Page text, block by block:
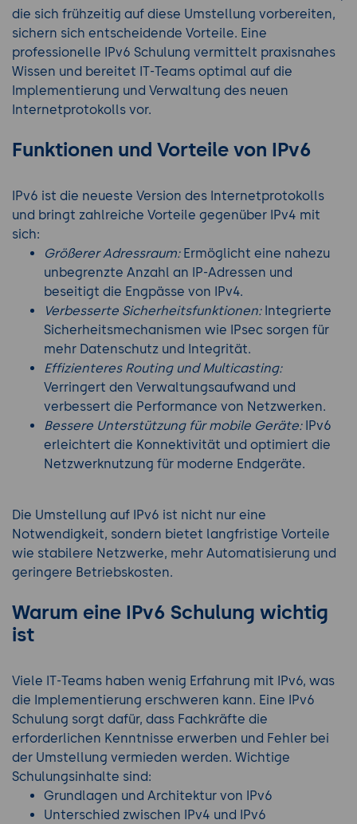
die sich frühzeitig auf diese Umstellung vorbereiten,
sichern sich entscheidende Vorteile. Eine
professionelle IPv6 Schulung vermittelt praxisnahes
Wissen und bereitet IT-Teams optimal auf die
Implementierung und Verwaltung des neuen
Internetprotokolls vor.
Funktionen und Vorteile von IPv6
IPv6 ist die neueste Version des Internetprotokolls
und bringt zahlreiche Vorteile gegenüber IPv4 mit
sich:
Größerer Adressraum: Ermöglicht eine nahezu
unbegrenzte Anzahl an IP-Adressen und
beseitigt die Engpässe von IPv4.
Verbesserte Sicherheitsfunktionen:Integrierte
Sicherheitsmechanismen wie IPsec sorgen für
mehr Datenschutz und Integrität.
Effizienteres Routing und Multicasting:
Verringert den Verwaltungsaufwand und
verbessert die Performance von Netzwerken.
Bessere Unterstützung für mobile Geräte:IPv6
erleichtert die Konnektivität und optimiert die
Netzwerknutzung für moderne Endgeräte.
Die Umstellung auf IPv6 ist nicht nur eine
Notwendigkeit, sondern bietet langfristige Vorteile
wie stabilere Netzwerke, mehr Automatisierung und
geringere Betriebskosten.
Warum eine IPv6 Schulung wichtig
ist
Viele IT-Teams haben wenig Erfahrung mit IPv6, was
die Implementierung erschweren kann. Eine IPv6
Schulung sorgt dafür, dass Fachkräfte die
erforderlichen Kenntnisse erwerben und Fehler bei
der Umstellung vermieden werden. Wichtige
Schulungsinhalte sind:
Grundlagen und Architektur von IPv6
Unterschied zwischen IPv4 und IPv6